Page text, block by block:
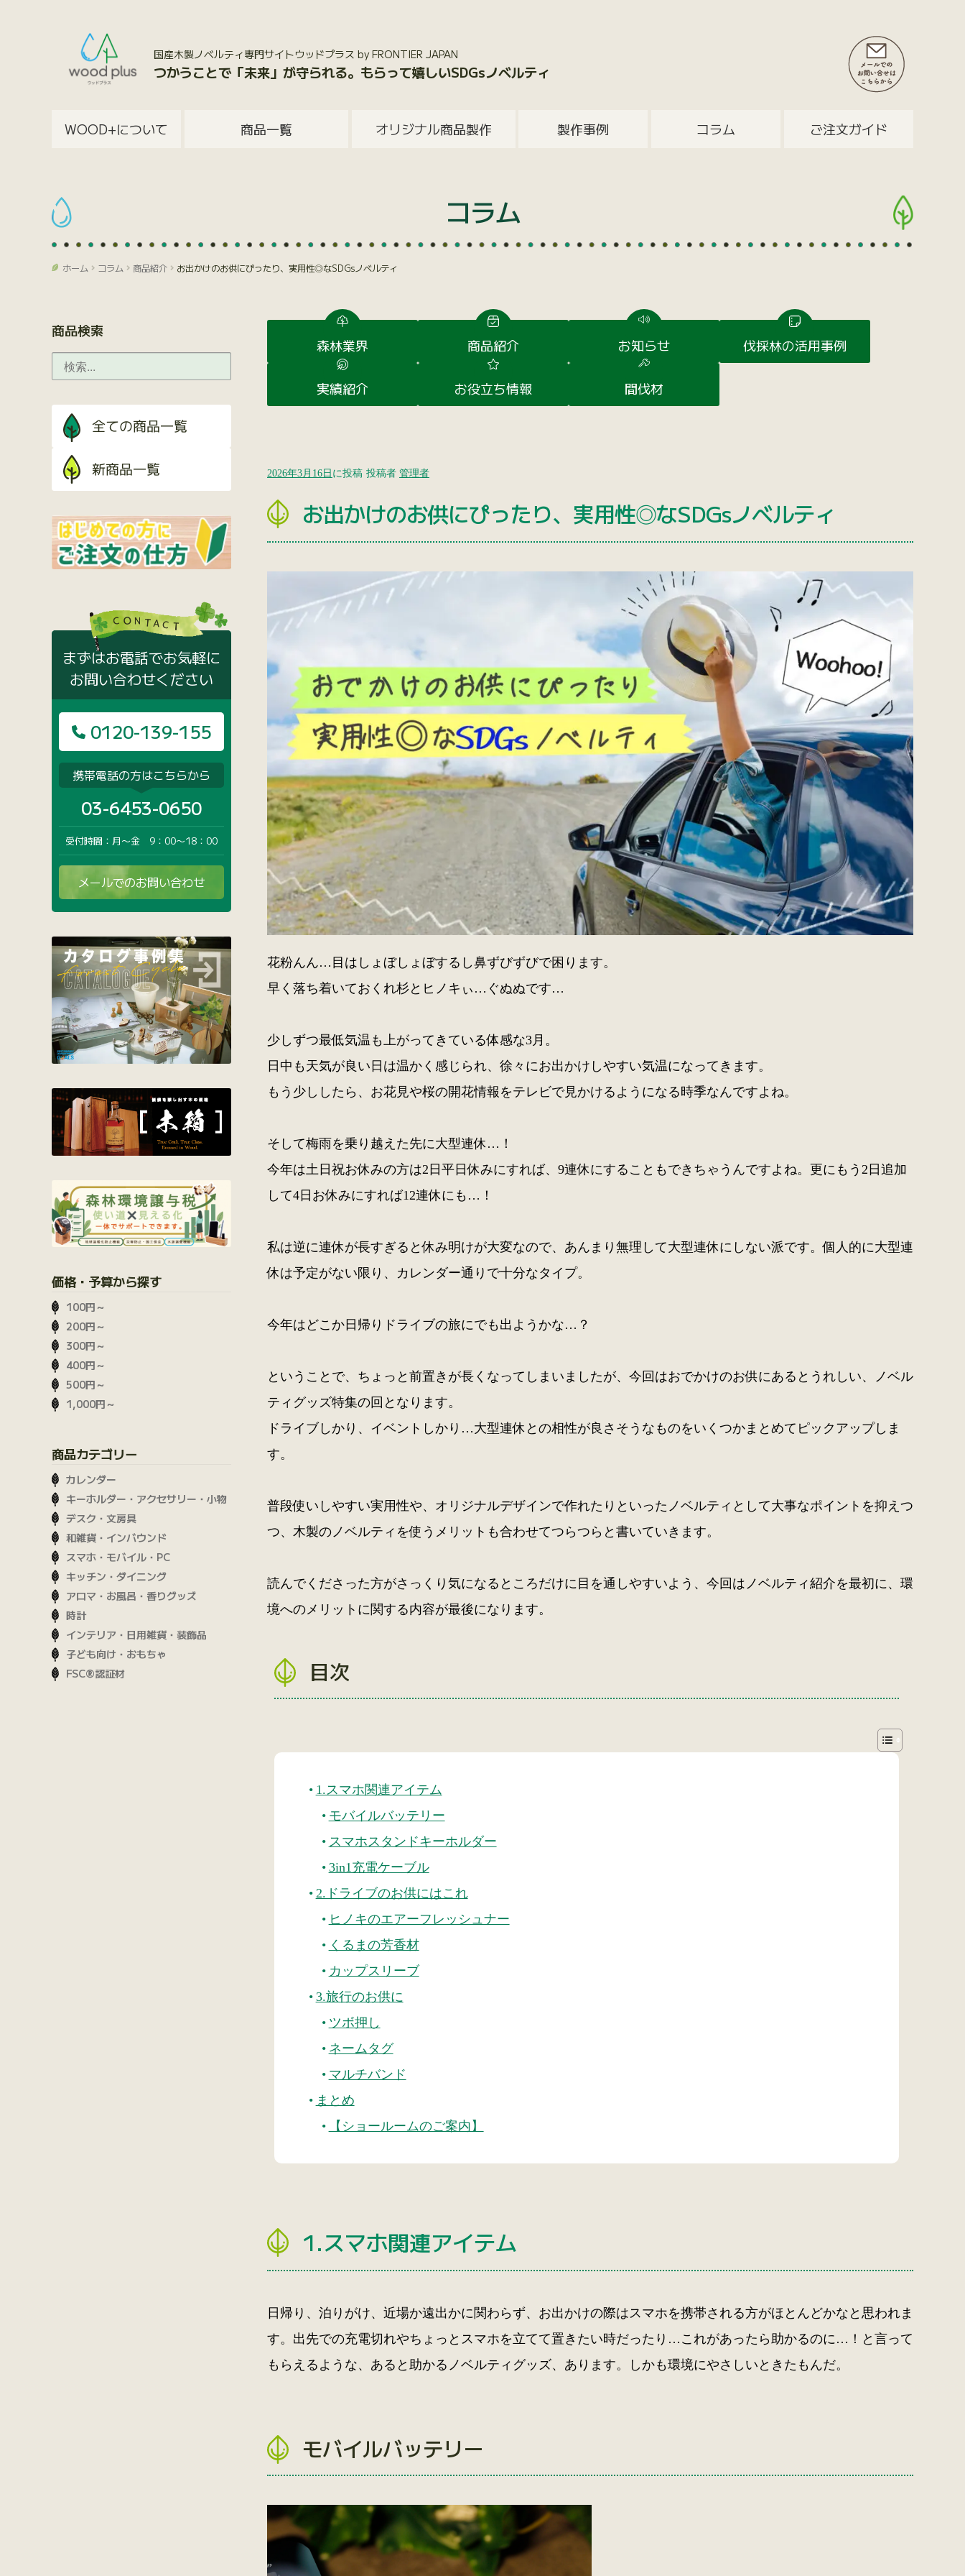
国産木製ノベルティ専門サイトウッドプラス by FRONTIER JAPAN
つかうことで「未来」が守られる。もらって嬉しいSDGsノベルティ
WOOD+について 商品一覧 オリジナル商品製作 製作事例 コラム ご注文ガイド
コラム
ホーム コラム 商品紹介 お出かけのお供にぴったり、実用性◎なSDGsノベルティ
森林業界 商品紹介 お知らせ 伐採林の活用事例
実績紹介 お役立ち情報 間伐材
2026年3月16日 に投稿 投稿者 管理者
お出かけのお供にぴったり、実用性◎なSDGsノベルティ
花粉んん…目はしょぼしょぼするし鼻ずびずびで困ります。
早く落ち着いておくれ杉とヒノキぃ…ぐぬぬです…
少しずつ最低気温も上がってきている体感な3月。
日中も天気が良い日は温かく感じられ、徐々にお出かけしやすい気温になってきます。
もう少ししたら、お花見や桜の開花情報をテレビで見かけるようになる時季なんですよね。
そして梅雨を乗り越えた先に大型連休…！
今年は土日祝お休みの方は2日平日休みにすれば、9連休にすることもできちゃうんですよね。更にもう2日追加
して4日お休みにすれば12連休にも…！
私は逆に連休が長すぎると休み明けが大変なので、あんまり無理して大型連休にしない派です。個人的に大型連
休は予定がない限り、カレンダー通りで十分なタイプ。
今年はどこか日帰りドライブの旅にでも出ようかな…？
ということで、ちょっと前置きが長くなってしまいましたが、今回はおでかけのお供にあるとうれしい、ノベル
ティグッズ特集の回となります。
ドライブしかり、イベントしかり…大型連休との相性が良さそうなものをいくつかまとめてピックアップしま
す。
普段使いしやすい実用性や、オリジナルデザインで作れたりといったノベルティとして大事なポイントを抑えつ
つ、木製のノベルティを使うメリットも合わせてつらつらと書いていきます。
読んでくださった方がさっくり気になるところだけに目を通しやすいよう、今回はノベルティ紹介を最初に、環
境へのメリットに関する内容が最後になります。
目次
1.スマホ関連アイテム
モバイルバッテリー
スマホスタンドキーホルダー
3in1充電ケーブル
2.ドライブのお供にはこれ
ヒノキのエアーフレッシュナー
くるまの芳香材
カップスリーブ
3.旅行のお供に
ツボ押し
ネームタグ
マルチバンド
まとめ
【ショールームのご案内】
1.スマホ関連アイテム
日帰り、泊りがけ、近場か遠出かに関わらず、お出かけの際はスマホを携帯される方がほとんどかなと思われま
す。出先での充電切れやちょっとスマホを立てて置きたい時だったり…これがあったら助かるのに…！と言って
もらえるような、あると助かるノベルティグッズ、あります。しかも環境にやさしいときたもんだ。
モバイルバッテリー
商品検索
まずはお電話でお気軽に
お問い合わせください
0120-139-155
携帯電話の方はこちらから
03-6453-0650
受付時間：月〜金 9：00〜18：00
メールでのお問い合わせ
価格・予算から探す
100円～
200円～
300円～
400円～
500円～
1,000円～
商品カテゴリー
カレンダー
キーホルダー・アクセサリー・小物
デスク・文房具
和雑貨・インバウンド
スマホ・モバイル・PC
キッチン・ダイニング
アロマ・お風呂・香りグッズ
時計
インテリア・日用雑貨・装飾品
子ども向け・おもちゃ
FSC®認証材